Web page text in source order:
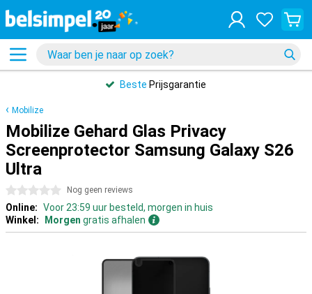
Beste Prijsgarantie
Mobilize
Mobilize Gehard Glas Privacy
Screenprotector Samsung Galaxy S26
Ultra
0 sterren Nog geen reviews
Online: Voor 23:59 uur besteld, morgen in huis
Winkel:
Morgen gratis afhalen